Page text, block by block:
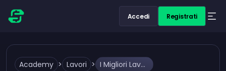
Accedi Registrati
Academy > Lavori > I Migliori Lavori Extra per YouTuber